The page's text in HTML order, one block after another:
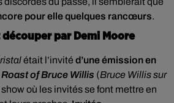
pour elle quelques rancœurs.
par Demi Moore
était l’invité d’une émission en
Roast of Bruce Willis (Bruce Willis sur
où les invités se font mettre en